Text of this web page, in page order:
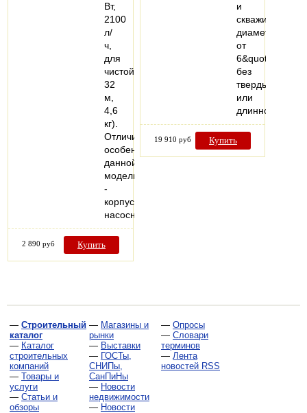
Вт,
2100
л/
ч,
для
чистой,
32
м,
4,6
кг).
Отличительная
особенность
данной
модели
-
корпус
насосной…
2 890 руб Купить
и
скважин
диаметром
от
6&quot;,
без
твердых
или
19 910 руб Купить
— Строительный
каталог
— Каталог
строительных
компаний
— Товары и
услуги
— Статьи и
обзоры
— Магазины и
рынки
— Выставки
— ГОСТы,
СНИПы,
СанПиНы
— Новости
недвижимости
— Новости
— Опросы
— Словари
терминов
— Лента
новостей RSS